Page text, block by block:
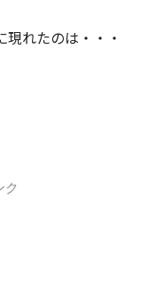
れたのは・・・
ク